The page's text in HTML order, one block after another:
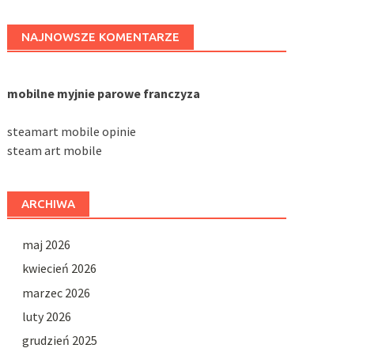
NAJNOWSZE KOMENTARZE
mobilne myjnie parowe franczyza
steamart mobile opinie
steam art mobile
ARCHIWA
maj 2026
kwiecień 2026
marzec 2026
luty 2026
grudzień 2025